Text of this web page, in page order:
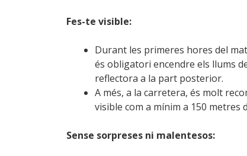
Fes-te visible:
Durant les primeres hores del
és obligatori encendre els llums
reflectora a la part posterior.
A més, a la carretera, és molt
visible com a mínim a 150 metres
Sense sorpreses ni malentesos: